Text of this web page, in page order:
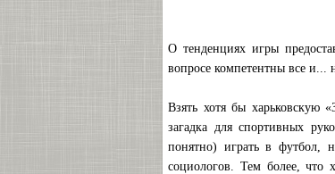
О тенденциях игры
вопросе компетентны все и...
Взять хотя бы харьковскую
загадка для спортивных
понятно) играть в футбол,
социологов. Тем более, что